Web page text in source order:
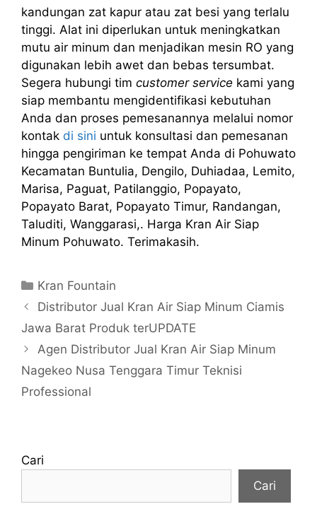
kandungan zat kapur atau zat besi yang terlalu
tinggi. Alat ini diperlukan untuk meningkatkan
mutu air minum dan menjadikan mesin RO yang
digunakan lebih awet dan bebas tersumbat.
Segera hubungi tim customer service kami yang
siap membantu mengidentifikasi kebutuhan
Anda dan proses pemesanannya melalui nomor
kontak di sini untuk konsultasi dan pemesanan
hingga pengiriman ke tempat Anda di Pohuwato
Kecamatan Buntulia, Dengilo, Duhiadaa, Lemito,
Marisa, Paguat, Patilanggio, Popayato,
Popayato Barat, Popayato Timur, Randangan,
Taluditi, Wanggarasi,. Harga Kran Air Siap
Minum Pohuwato. Terimakasih.
Kategori
Kran Fountain
Distributor Jual Kran Air Siap Minum Ciamis
Jawa Barat Produk terUPDATE
Agen Distributor Jual Kran Air Siap Minum
Nagekeo Nusa Tenggara Timur Teknisi
Professional
Cari
Cari